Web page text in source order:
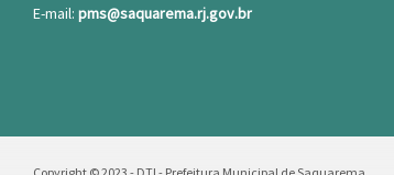
E-mail: pms@saquarema.rj.gov.br